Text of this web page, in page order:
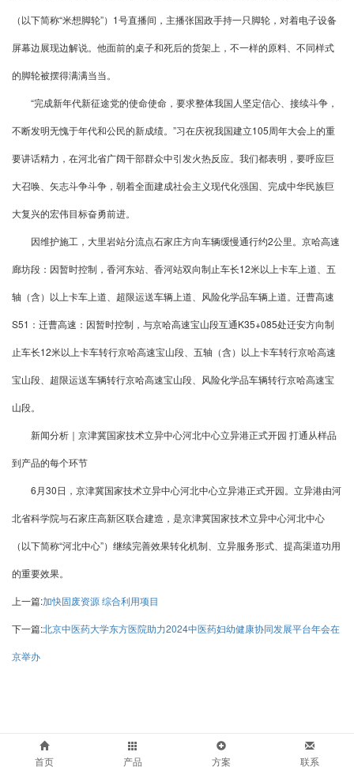
（以下简称“米想脚轮”）1号直播间，主播张国政手持一只脚轮，对着电子设备
屏幕边展现边解说。他面前的桌子和死后的货架上，不一样的原料、不同样式
的脚轮被摆得满满当当。
“完成新年代新征途党的使命使命，要求整体我国人坚定信心、接续斗争，
不断发明无愧于年代和公民的新成绩。”习在庆祝我国建立105周年大会上的重
要讲话精力，在河北省广阔干部群众中引发火热反应。我们都表明，要呼应巨
大召唤、矢志斗争斗争，朝着全面建成社会主义现代化强国、完成中华民族巨
大复兴的宏伟目标奋勇前进。
因维护施工，大里岩站分流点石家庄方向车辆缓慢通行约2公里。京哈高速
廊坊段：因暂时控制，香河东站、香河站双向制止车长12米以上卡车上道、五
轴（含）以上卡车上道、超限运送车辆上道、风险化学品车辆上道。迁曹高速
S51：迁曹高速：因暂时控制，与京哈高速宝山段互通K35+085处迁安方向制
止车长12米以上卡车转行京哈高速宝山段、五轴（含）以上卡车转行京哈高速
宝山段、超限运送车辆转行京哈高速宝山段、风险化学品车辆转行京哈高速宝
山段。
新闻分析｜京津冀国家技术立异中心河北中心立异港正式开园 打通从样品
到产品的每个环节
6月30日，京津冀国家技术立异中心河北中心立异港正式开园。立异港由河
北省科学院与石家庄高新区联合建造，是京津冀国家技术立异中心河北中心
（以下简称“河北中心”）继续完善效果转化机制、立异服务形式、提高渠道功用
的重要效果。
上一篇:加快固废资源 综合利用项目
下一篇:北京中医药大学东方医院助力2024中医药妇幼健康协同发展平台年会在
京举办
首页 产品 方案 联系